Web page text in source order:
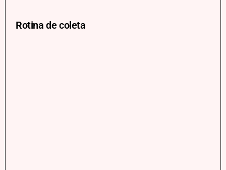
Rotina de coleta